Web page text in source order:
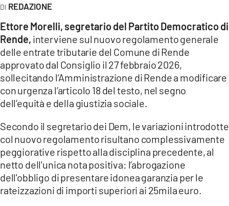
ILREGGINO.IT
COSENZACHANNEL.IT
ILVIBONESE.IT
CATANZAROCHANNEL.IT
LACAPITALENEWS.IT
ANDROID
APPLE
REDAZIONE
Ettore Morelli, segretario del Partito Democratico di
Rende, interviene sul nuovo regolamento generale
delle entrate tributarie del Comune di Rende
approvato dal Consiglio il 27 febbraio 2026,
sollecitando l’Amministrazione di Rende a modificare
con urgenza l’articolo 18 del testo, nel segno
dell’equità e della giustizia sociale.
Secondo il segretario dei Dem, le variazioni introdotte
col nuovo regolamento risultano complessivamente
peggiorative rispetto alla disciplina precedente, al
netto dell'unica nota positiva: l’abrogazione
dell'obbligo di presentare idonea garanzia per le
rateizzazioni di importi superiori ai 25mila euro.